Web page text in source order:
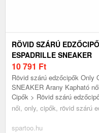
RÖVID SZÁRÚ
ESPADRILLE SNEAKER
10 791 Ft
Rövid szárú edzőcipők Only
SNEAKER Arany Kapható
Cipők > Rövid szárú
női, only, cipők, rövid szárú
spartoo.hu